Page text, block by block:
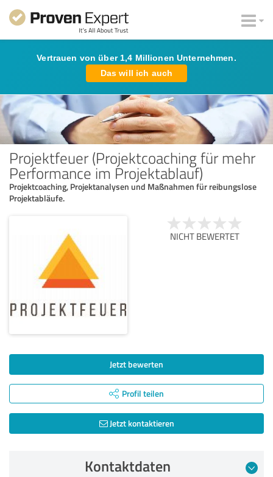
Vertrauen von über 1,4 Millionen Unternehmen.
Das will ich auch
Projektfeuer (Projektcoaching für mehr
Performance im Projektablauf)
Projektcoaching, Projektanalysen und Maßnahmen für reibungslose
Projektabläufe.
NICHT BEWERTET
Jetzt bewerten
Profil teilen
Jetzt kontaktieren
Kontaktdaten